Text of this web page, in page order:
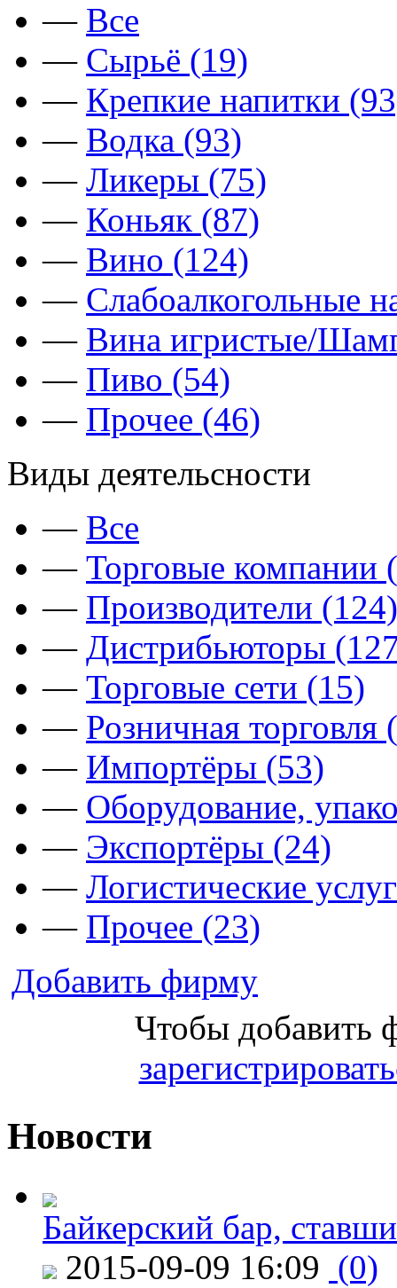
— Все
— Сырьё (19)
— Крепкие напитки
— Водка (93)
— Ликеры (75)
— Коньяк (87)
— Вино (124)
— Слабоалкогольные
— Вина игристые/
— Пиво (54)
— Прочее (46)
Виды деятельсности
— Все
— Торговые компании
— Производители (124)
— Дистрибьюторы
— Торговые сети (15)
— Розничная торговля
— Импортёры (53)
— Оборудование,
— Экспортёры (24)
— Логистические
— Прочее (23)
Добавить фирму
Чтобы добавить
Новости
Байкерский бар,
2015-09-09 16:09 (0)